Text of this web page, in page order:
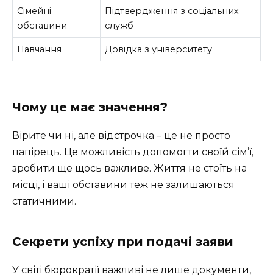
Сімейні
обставини
Підтвердження з соціальних
служб
Навчання Довідка з університету
Чому це має значення?
Вірите чи ні, але відстрочка – це не просто
папірець. Це можливість допомогти своїй сім’ї,
зробити ще щось важливе. Життя не стоїть на
місці, і ваші обставини теж не залишаються
статичними.
Секрети успіху при подачі заяви
У світі бюрократії важливі не лише документи,